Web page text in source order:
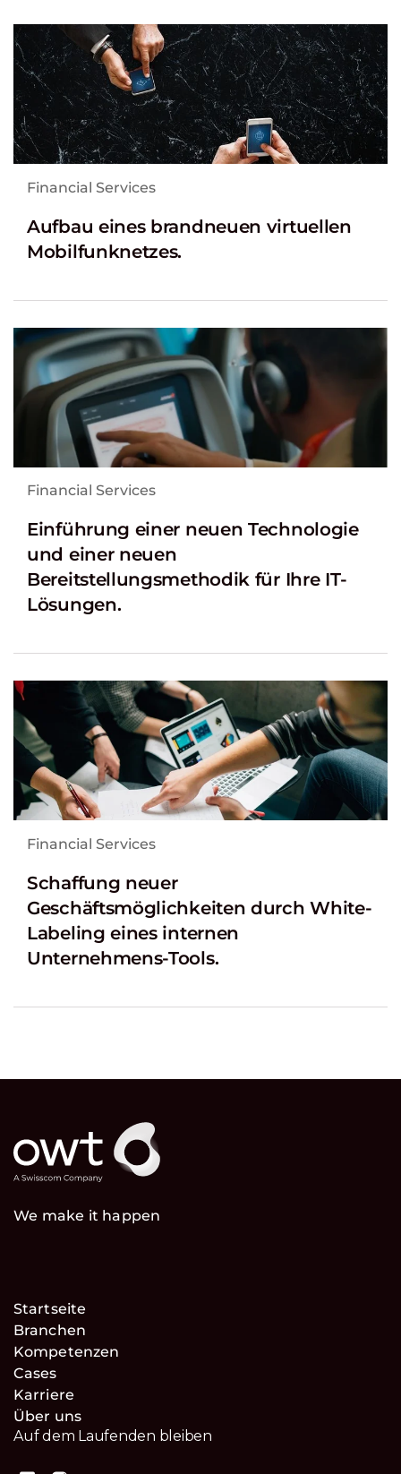
Financial Services
Aufbau eines brandneuen virtuellen
Mobilfunknetzes.
Financial Services
Einführung einer neuen Technologie
und einer neuen
Bereitstellungsmethodik für Ihre IT-
Lösungen.
Financial Services
Schaffung neuer
Geschäftsmöglichkeiten durch White-
Labeling eines internen
Unternehmens-Tools.
We make it happen
Startseite
Branchen
Kompetenzen
Cases
Karriere
Über uns
Auf dem Laufenden bleiben